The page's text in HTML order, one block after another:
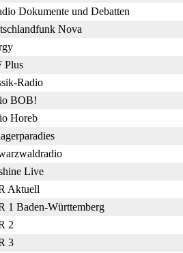
Dokumente und Debatten
Nova
Plus
Radio
BOB!
Horeb
Live
Aktuell
1 Baden-Württemberg
2
3